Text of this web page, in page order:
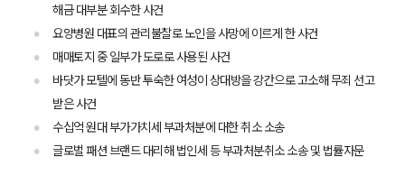
그룹소개
대륜의 강점
오시는 길
고객의 소리
통합검색
AI대륜
해금 대부분 회수한 사건
요양병원 대표의 관리불찰로 노인을 사망에 이르게 한 사건
매매토지 중 일부가 도로로 사용된 사건
바닷가 모텔에 동반 투숙한 여성이 상대방을 강간으로 고소해 무죄 선고
받은 사건
수십억 원대 부가가치세 부과처분에 대한 취소 소송
글로벌 패션 브랜드 대리해 법인세 등 부과처분취소 소송 및 법률자문